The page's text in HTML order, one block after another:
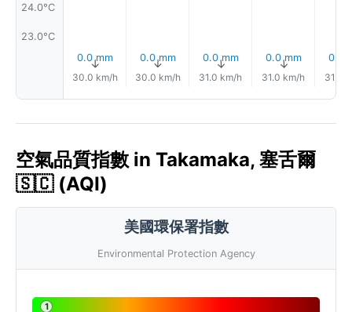
24.0°C
23.0°C
0.0 mm
↑
30.0 km/h
0.0 mm
↑
30.0 km/h
0.0 mm
↑
31.0 km/h
0.0 mm
↑
31.0 km/h
0.0
31.0
空氣品質指數 in Takamaka, 塞舌爾
🇸🇨 (AQI)
美國環保署指數
Environmental Protection Agency
1